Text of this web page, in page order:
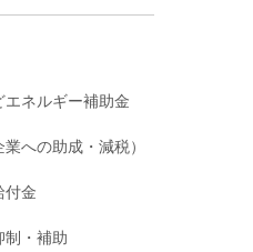
エネルギー補助金
への助成・減税）
付金
制・補助